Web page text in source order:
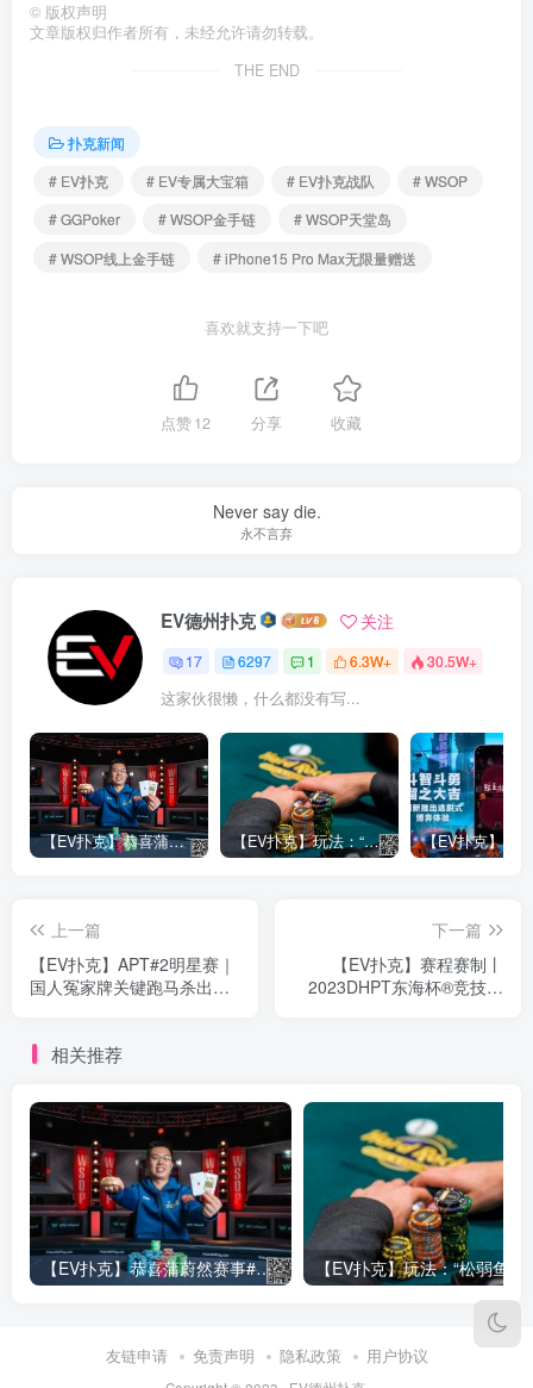
© 版权声明
文章版权归作者所有，未经允许请勿转载。
THE END
扑克新闻
# EV扑克
# EV专属大宝箱 # EV扑克战队
# WSOP
# GGPoker
# WSOP金手链
# WSOP天堂岛
# WSOP线上金手链
# iPhone15 Pro Max无限量赠送
喜欢就支持一下吧
点赞12 分享 收藏
Never say die.
永不言弃
EV德州扑克 关注
17 6297 1 6.3W+ 30.5W+
这家伙很懒，什么都没有写...
【EV扑克】恭喜蒲蔚然赛事#65夺冠，收获国人2023WSOP第六条金手链，奖金93万刀！ 【EV扑克】玩法：“松弱鱼/松凶鱼打法”的基本攻略
上一篇
【EV扑克】APT#2明星赛｜
国人冤家牌关键跑马杀出重
下一篇
【EV扑克】赛程赛制丨
2023DHPT东海杯®竞技棋
相关推荐
【EV扑克】恭喜蒲蔚然赛事#65夺冠，收获国人2023WSOP第六条金手链，奖金93万刀！
友链申请 免责声明 隐私政策 用户协议